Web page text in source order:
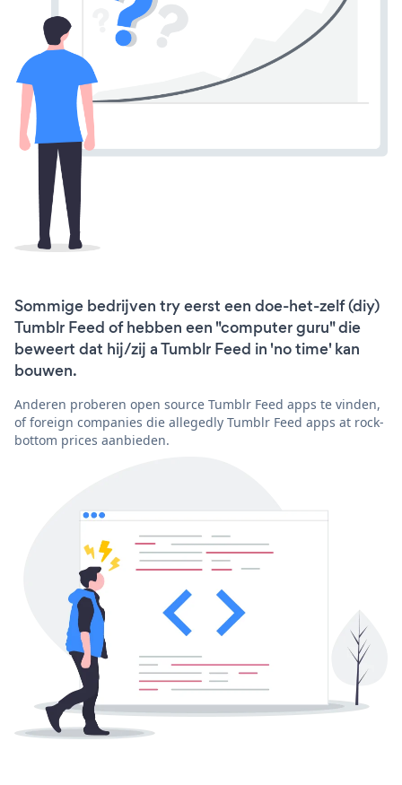
Sommige bedrijven try eerst een doe-het-zelf (diy)
Tumblr Feed of hebben een "computer guru" die
beweert dat hij/zij a Tumblr Feed in 'no time' kan
bouwen.
Anderen proberen open source Tumblr Feed apps te vinden,
of foreign companies die allegedly Tumblr Feed apps at rock-
bottom prices aanbieden.